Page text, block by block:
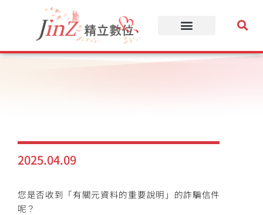
要
2025.04.09
您是否收到「有關元資料的重要說明」的詐騙信件
呢？